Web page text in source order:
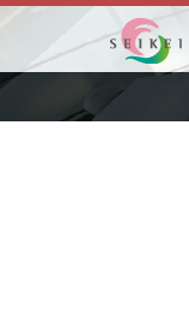
成蹊大学